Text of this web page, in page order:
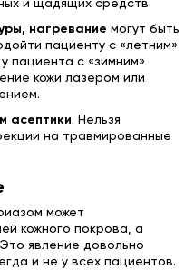
и щадящих средств.
нагревание могут быть
пациенту с «летним»
пациента с «зимним»
кожи лазером или
асептики. Нельзя
на травмированные
может
кожного покрова, а
явление довольно
и не у всех пациентов.